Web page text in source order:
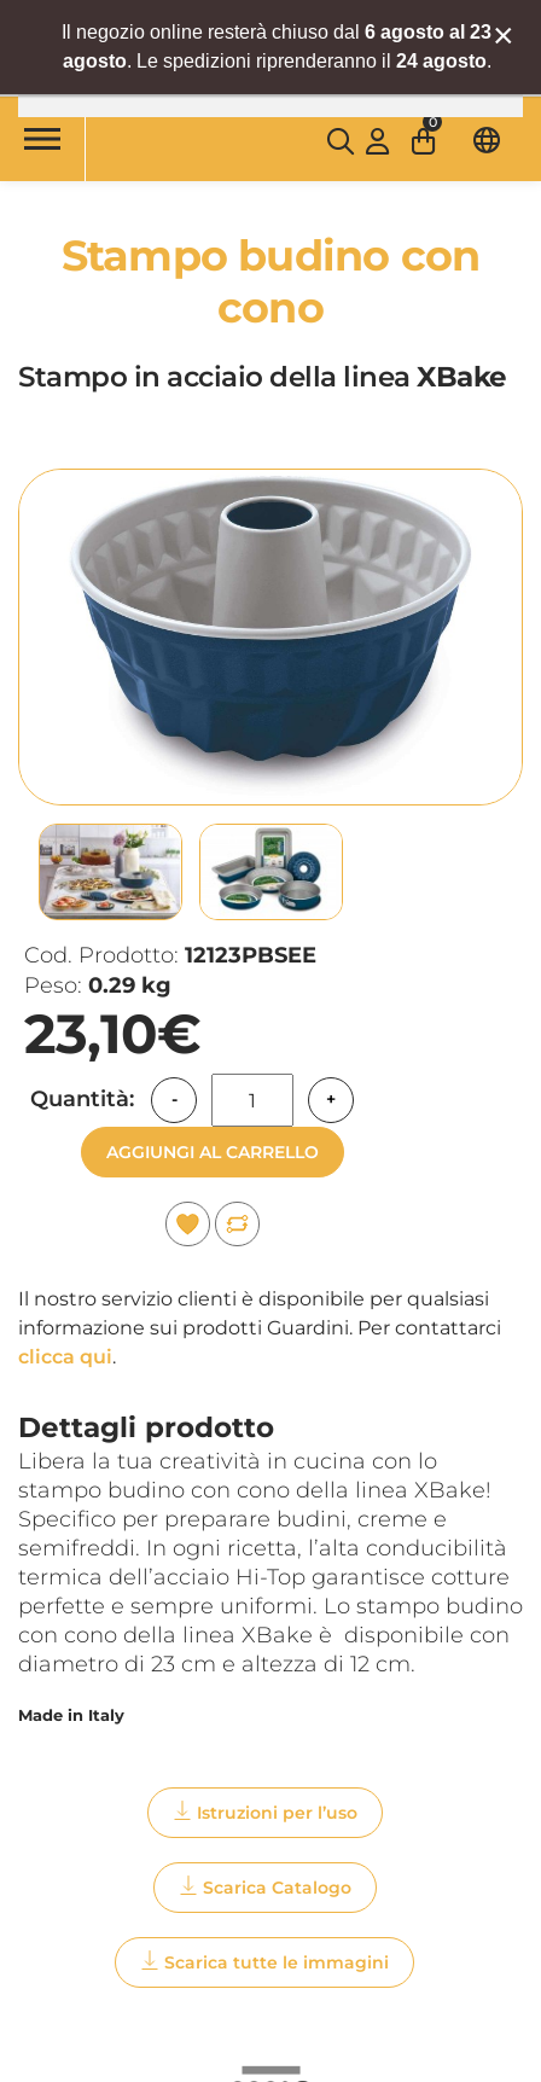
Skip to main content
0
Stampo budino con
cono
Stampo in acciaio della linea XBake
Cod. Prodotto: 12123PBSEE
Peso: 0.29 kg
23,10€
Quantità: - +
AGGIUNGI AL CARRELLO
Il nostro servizio clienti è disponibile per qualsiasi
informazione sui prodotti Guardini. Per contattarci
clicca qui.
Dettagli prodotto
Libera la tua creatività in cucina con lo
stampo budino con cono della linea XBake!
Specifico per preparare budini, creme e
semifreddi. In ogni ricetta, l’alta conducibilità
termica dell’acciaio Hi-Top garantisce cotture
perfette e sempre uniformi. Lo stampo budino
con cono della linea XBake è disponibile con
diametro di 23 cm e altezza di 12 cm.
Made in Italy
Istruzioni per l’uso
Scarica Catalogo
Scarica tutte le immagini
×
Il negozio online resterà chiuso dal 6 agosto al 23
agosto. Le spedizioni riprenderanno il 24 agosto.